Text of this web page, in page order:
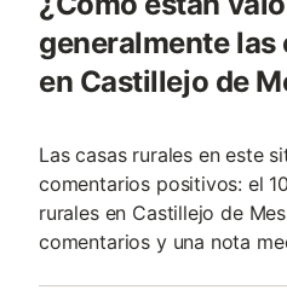
generalmente las
en Castillejo de
Las casas rurales en este
comentarios positivos: el
rurales en Castillejo de
comentarios y una nota